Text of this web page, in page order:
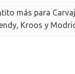
más para
Kroos y